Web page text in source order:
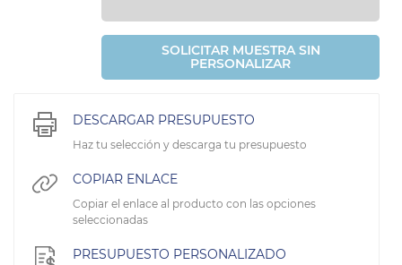
SOLICITAR MUESTRA SIN
PERSONALIZAR
DESCARGAR PRESUPUESTO
Haz tu selección y descarga tu presupuesto
COPIAR ENLACE
Copiar el enlace al producto con las opciones
seleccionadas
PRESUPUESTO PERSONALIZADO